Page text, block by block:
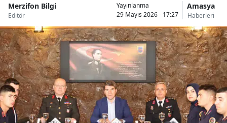
Merzifon Bilgi
Editör
Yayınlanma
29 Mayıs 2026 - 17:27
Amasya
Haberleri